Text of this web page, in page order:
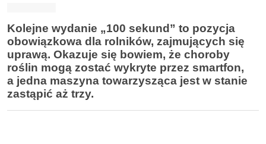
Kolejne wydanie „100 sekund” to pozycja
obowiązkowa dla rolników, zajmujących się
uprawą. Okazuje się bowiem, że choroby
roślin mogą zostać wykryte przez smartfon,
a jedna maszyna towarzysząca jest w stanie
zastąpić aż trzy.